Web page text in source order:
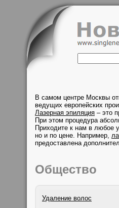
В самом центре Москвы
ведущих европейских
Лазерная эпиляция – это
При этом процедура
Приходите к нам в любое
но и по цене. Например,
предоставлена
Общество
Удаление волос